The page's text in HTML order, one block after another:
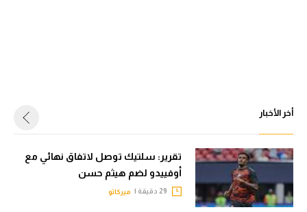
أخر الأخبار
تقرير: سلتيك توصل لاتفاق نهائي مع
أوفييدو لضم هيثم حسن
ميركاتو